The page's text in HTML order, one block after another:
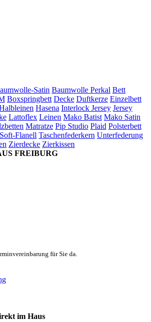
Satin Baumwolle Perkal Bett
Boxspringbett Decke Duftkerze Einzelbett
Hasena Interlock Jersey Jersey
Lattoflex Leinen Mako Batist Mako Satin
Matratze Pip Studio Plaid Polsterbett
Soft-Flanell Taschenfederkern Unterfederung
Zierdecke Zierkissen
FREIBURG
für Sie da.
im Haus